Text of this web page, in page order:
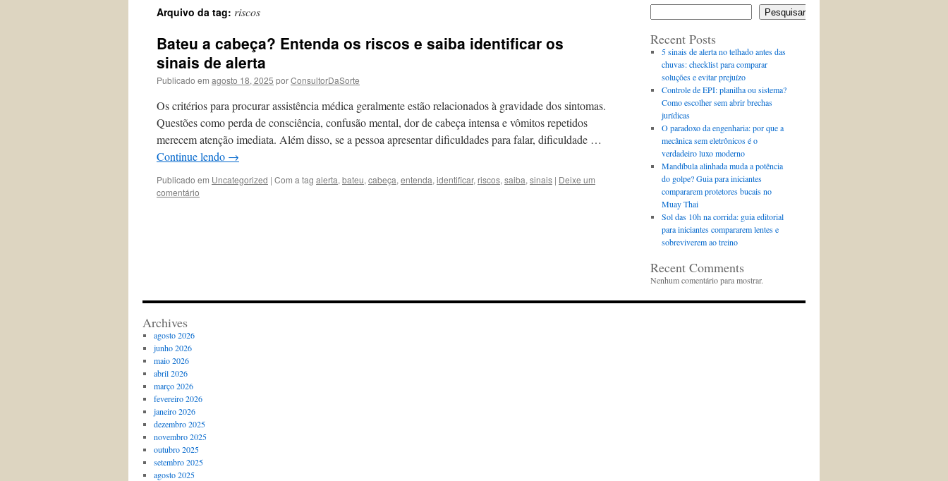
Arquivo da tag: riscos
Bateu a cabeça? Entenda os riscos e saiba identificar os
sinais de alerta
Publicado em agosto 18, 2025 porConsultorDaSorte
Os critérios para procurar assistência médica geralmente estão relacionados à gravidade dos sintomas.
Questões como perda de consciência, confusão mental, dor de cabeça intensa e vômitos repetidos
merecem atenção imediata. Além disso, se a pessoa apresentar dificuldades para falar, dificuldade …
Continue lendo →
Publicado em Uncategorized | Com a tag alerta, bateu, cabeça, entenda, identificar, riscos, saiba, sinais | Deixe um
comentário
Pesquisar
Recent Posts
5 sinais de alerta no telhado antes das
chuvas: checklist para comparar
soluções e evitar prejuízo
Controle de EPI: planilha ou sistema?
Como escolher sem abrir brechas
jurídicas
O paradoxo da engenharia: por que a
mecânica sem eletrônicos é o
verdadeiro luxo moderno
Mandíbula alinhada muda a potência
do golpe? Guia para iniciantes
compararem protetores bucais no
Muay Thai
Sol das 10h na corrida: guia editorial
para iniciantes compararem lentes e
sobreviverem ao treino
Recent Comments
Nenhum comentário para mostrar.
Archives
agosto 2026
junho 2026
maio 2026
abril 2026
março 2026
fevereiro 2026
janeiro 2026
dezembro 2025
novembro 2025
outubro 2025
setembro 2025
agosto 2025